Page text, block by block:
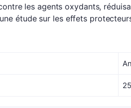
les agents oxydants,
étude sur les effets